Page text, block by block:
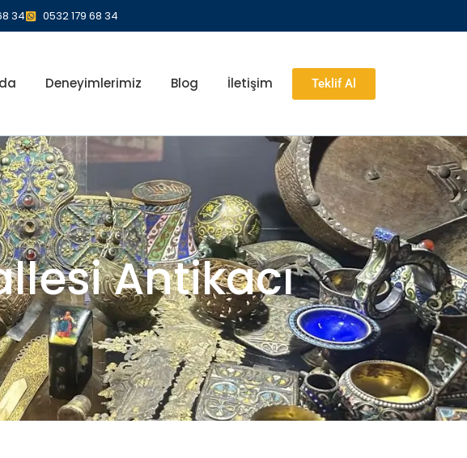
34 0532 179 68 34
Deneyimlerimiz Blog İletişim Teklif Al
Antikacı